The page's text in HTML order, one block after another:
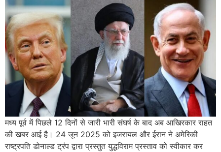
मध्य पूर्व में पिछले 12 दिनों से जारी भारी संघर्ष के बाद अब आखिरकार राहत
की खबर आई है। 24 जून 2025 को इजरायल और ईरान ने अमेरिकी
राष्ट्रपति डोनाल्ड ट्रंप द्वारा प्रस्तुत युद्धविराम प्रस्ताव को स्वीकार कर